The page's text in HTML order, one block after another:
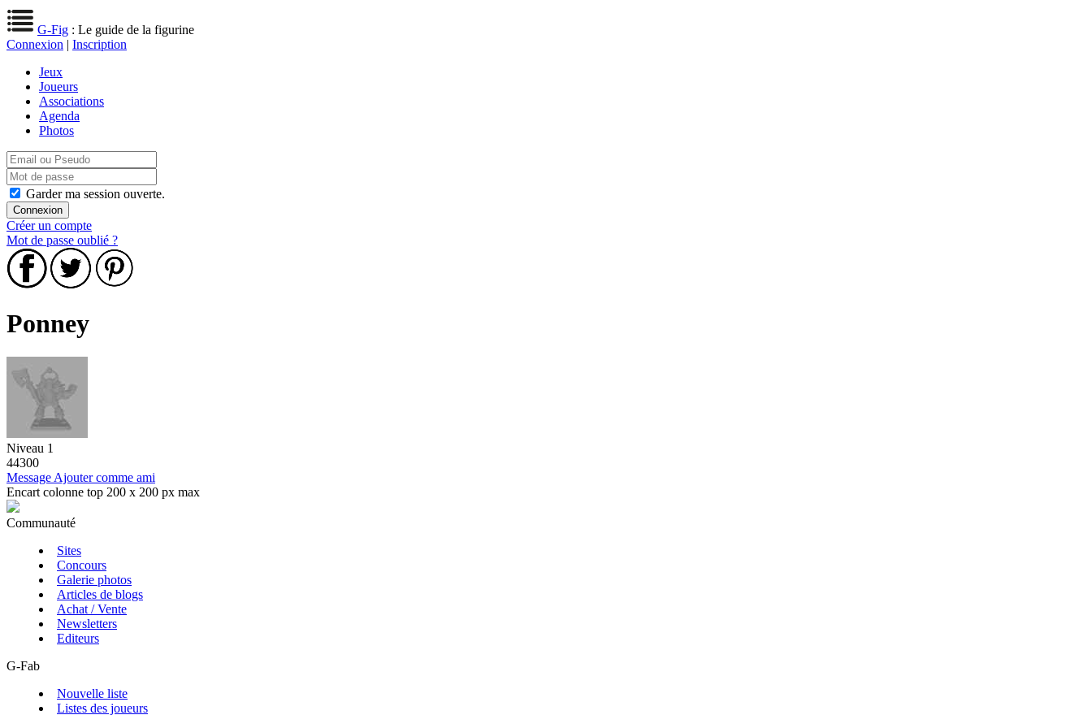
G-Fig : Le guide de la figurine
Connexion | Inscription
Jeux
Joueurs
Associations
Agenda
Photos
Garder ma session ouverte.
Créer un compte
Mot de passe oublié ?
Ponney
Niveau 1
44300
Message Ajouter comme ami
Encart colonne top 200 x 200 px max
Communauté
Sites
Concours
Galerie photos
Articles de blogs
Achat / Vente
Newsletters
Editeurs
G-Fab
Nouvelle liste
Listes des joueurs